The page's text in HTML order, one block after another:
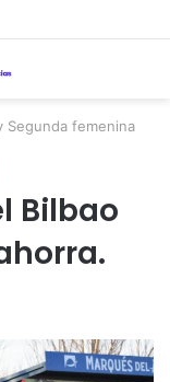
Segunda femenina
Bilbao